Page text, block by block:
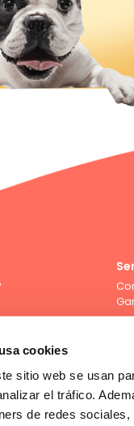
cookies
sitio web se usan
el tráfico.
de redes
Compra